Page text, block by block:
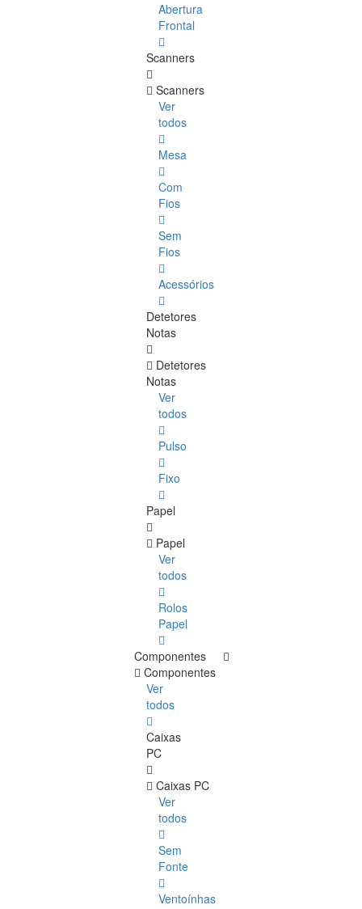
Abertura
Frontal
Scanners
Scanners
Ver
todos
Mesa
Com
Fios
Sem
Fios
Acessórios
Detetores
Notas
Detetores
Notas
Ver
todos
Pulso
Fixo
Papel
Papel
Ver
todos
Rolos
Papel
Componentes
Componentes
Ver
todos
Caixas
PC
Caixas PC
Ver
todos
Sem
Fonte
Ventoínhas